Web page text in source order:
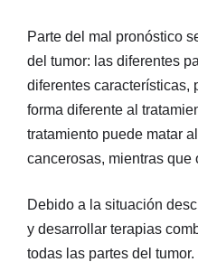
Parte del mal pronóstico
del tumor: las diferentes
diferentes características,
forma diferente al
tratamiento puede matar
cancerosas, mientras que
Debido a la situación
y desarrollar terapias
todas las partes del tumor.